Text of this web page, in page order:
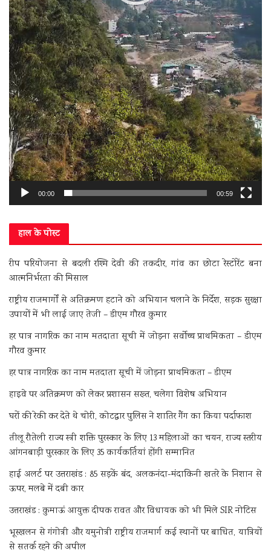
00:00 00:59
हाल के पोस्ट
रीप परियोजना से बदली रश्मि देवी की तकदीर, गांव का छोटा रेस्टोरेंट बना
आत्मनिर्भरता की मिसाल
राष्ट्रीय राजमार्गों से अतिक्रमण हटाने को अभियान चलाने के निर्देश, सड़क सुरक्षा
उपायों में भी लाई जाए तेजी – डीएम गौरव कुमार
हर पात्र नागरिक का नाम मतदाता सूची में जोड़ना सर्वोच्च प्राथमिकता – डीएम
गौरव कुमार
हर पात्र नागरिक का नाम मतदाता सूची में जोड़ना प्राथमिकता – डीएम
हाइवे पर अतिक्रमण को लेकर प्रशासन सख्त, चलेगा विशेष अभियान
घरों की रेकी कर देते थे चोरी, कोटद्वार पुलिस ने शातिर गैंग का किया पर्दाफाश
तीलू रौतेली राज्य स्त्री शक्ति पुरस्कार के लिए 13 महिलाओं का चयन, राज्य स्तरीय
आंगनबाड़ी पुरस्कार के लिए 35 कार्यकर्तियां होंगी सम्मानित
हाई अलर्ट पर उत्तराखंड : 85 सड़कें बंद, अलकनंदा-मंदाकिनी खतरे के निशान से
ऊपर, मलबे में दबी कार
उत्तराखंड : कुमाऊं आयुक्त दीपक रावत और विधायक को भी मिले SIR नोटिस
भूस्खलन से गंगोत्री और यमुनोत्री राष्ट्रीय राजमार्ग कई स्थानों पर बाधित, यात्रियों
से सतर्क रहने की अपील